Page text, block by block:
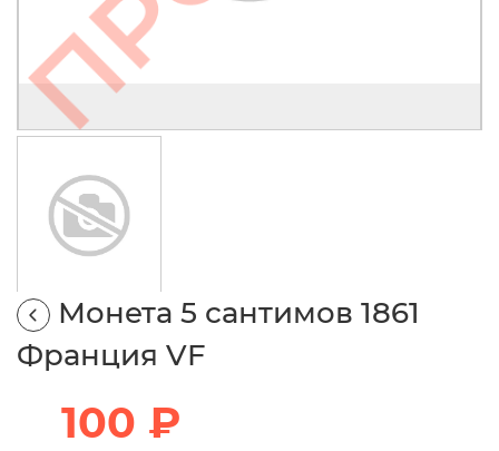
Монета 5 сантимов 1861
Франция VF
100 ₽